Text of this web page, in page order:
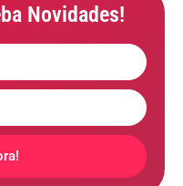
Novidades!